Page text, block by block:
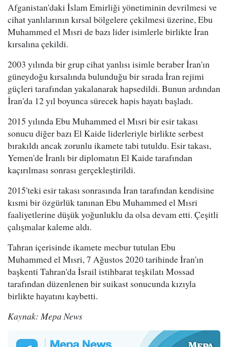
Afganistan'daki İslam Emirliği yönetiminin devrilmesi ve
cihat yanlılarının kırsal bölgelere çekilmesi üzerine, Ebu
Muhammed el Mısri de bazı lider isimlerle birlikte İran
kırsalına çekildi.
2003 yılında bir grup cihat yanlısı isimle beraber İran'ın
güneydoğu kırsalında bulunduğu bir sırada İran rejimi
güçleri tarafından yakalanarak hapsedildi. Bunun ardından
İran'da 12 yıl boyunca sürecek hapis hayatı başladı.
2015 yılında Ebu Muhammed el Mısri bir esir takası
sonucu diğer bazı El Kaide liderleriyle birlikte serbest
bırakıldı ancak zorunlu ikamete tabi tutuldu. Esir takası,
Yemen'de İranlı bir diplomatın El Kaide tarafından
kaçırılması sonrası gerçekleştirildi.
2015'teki esir takası sonrasında İran tarafından kendisine
kısmi bir özgürlük tanınan Ebu Muhammed el Mısri
faaliyetlerine düşük yoğunluklu da olsa devam etti. Çeşitli
çalışmalar kaleme aldı.
Tahran içerisinde ikamete mecbur tutulan Ebu
Muhammed el Mısri, 7 Ağustos 2020 tarihinde İran'ın
başkenti Tahran'da İsrail istihbarat teşkilatı Mossad
tarafından düzenlenen bir suikast sonucunda kızıyla
birlikte hayatını kaybetti.
Kaynak: Mepa News